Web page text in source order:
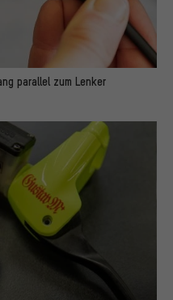
parallel zum Lenker